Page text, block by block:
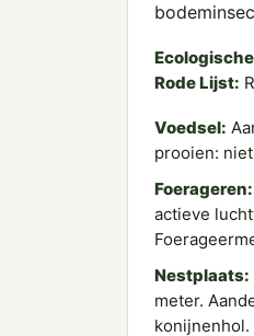
Rode Lijst:
Voedsel:
prooien:
Foerageren:
actieve
Nestplaats:
meter.